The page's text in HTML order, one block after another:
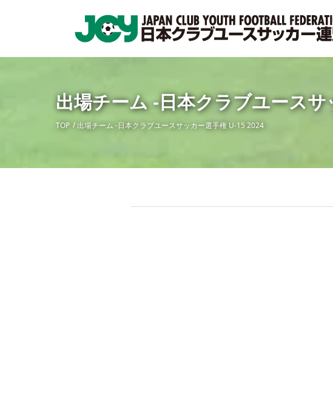
出場チーム -日本クラブユース
TOP 出場チーム -日本クラブユースサッカー選手権 U-15 2024